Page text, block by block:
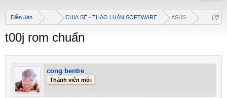
Diễn đàn CHIA SẺ - THẢO LUẬN SOFTWARE ASUS
t00j rom chuẩn
cong bentre__
Thành viên mới